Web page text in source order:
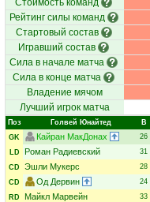
Стоимость команд
Рейтинг силы команд
Стартовый состав
Игравший состав
Сила в начале матча
Сила в конце матча
Владение мячом
Лучший игрок матча
Поз Голвей Юнайтед В
GK
Кайран МакДонах 26
LD
Роман Радиевский 31
CD Эшли Мукерс 28
CD
Од Дервин 24
RD Майкл Марвейн 33